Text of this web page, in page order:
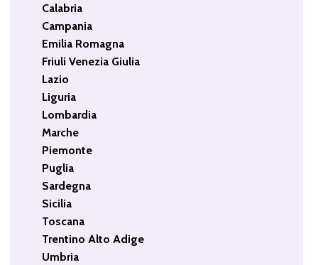
Calabria
Campania
Emilia Romagna
Friuli Venezia Giulia
Lazio
Liguria
Lombardia
Marche
Piemonte
Puglia
Sardegna
Sicilia
Toscana
Trentino Alto Adige
Umbria